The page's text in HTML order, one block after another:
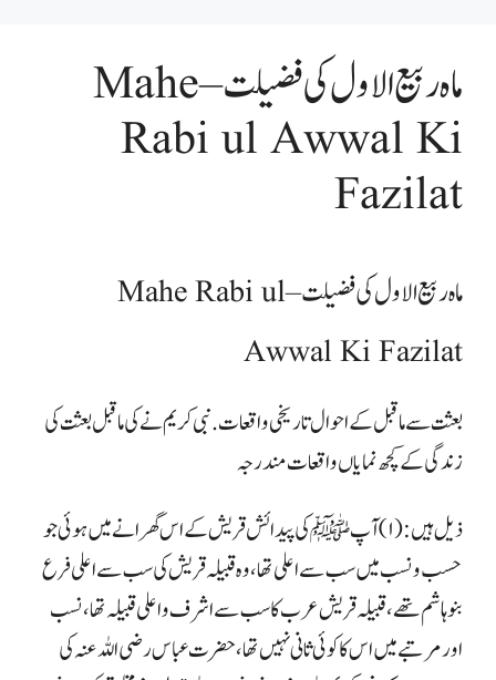
ماہ ربیع الاول کی فضیلت – Mahe
Rabi ul Awwal Ki
Fazilat
ماہ ربیع الاول کی فضیلت – Mahe Rabi ul
Awwal Ki Fazilat
بعثت سے ماقبل کے احوال تاریخی واقعات . نبی کریم نے کی ماقبل بعثت کی
زندگی کے کچھ نمایاں واقعات مندرجہ
ذیل ہیں: (۱) آپ ﷺ کی پیدائش قریش کے اس گھرانے میں ہوئی جو
حسب و نسب میں سب سے اعلی تھا، وہ قبیلہ قریش کی سب سے اعلی فرع
بنو ہاشم تھے، قبیلہ قریش عرب کا سب سے اشرف و اعلی قبیلہ تھا ، نسب
اور مرتبے میں اس کا کوئی ثانی نہیں تھا ، حضرت عباس رضی اللہ عنہ کی